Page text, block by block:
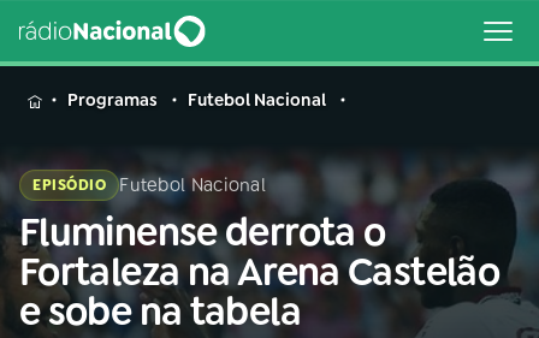
MENU
Buscar
na
Rádio
Nacional
Buscar
Programas Futebol Nacional
EPISÓDIO Futebol Nacional
Fluminense derrota o
Fortaleza na Arena Castelão
e sobe na tabela